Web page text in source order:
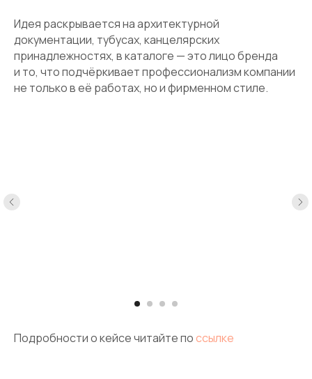
Идея раскрывается на архитектурной
документации, тубусах, канцелярских
принадлежностях, в каталоге — это лицо бренда
и то, что подчёркивает профессионализм компании
не только в её работах, но и фирменном стиле.
Подробности о кейсе читайте поссылке